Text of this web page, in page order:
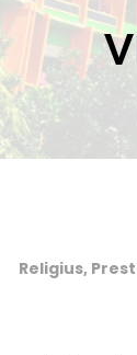
Religius,